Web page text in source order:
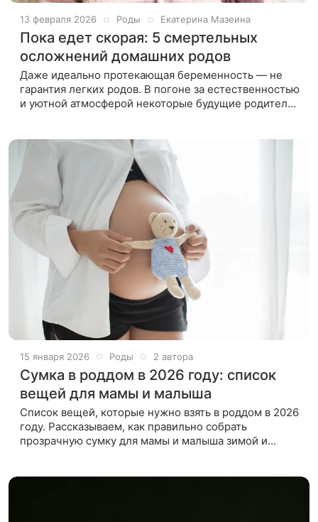
13 февраля 2026 Роды Екатерина Мазеина
Пока едет скорая: 5 смертельных
осложнений домашних родов
Даже идеально протекающая беременность — не
гарантия легких родов. В погоне за естественностью
и уютной атмосферой некоторые будущие родители
15 января 2026 Роды 2 автора
Сумка в роддом в 2026 году: список
вещей для мамы и малыша
Список вещей, которые нужно взять в роддом в 2026
году. Рассказываем, как правильно собрать
прозрачную сумку для мамы и малыша зимой и